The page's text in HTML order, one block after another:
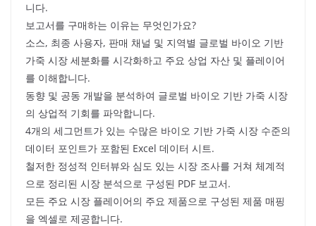
니다.
보고서를 구매하는 이유는 무엇인가요?
소스, 최종 사용자, 판매 채널 및 지역별 글로벌 바이오 기반
가죽 시장 세분화를 시각화하고 주요 상업 자산 및 플레이어
를 이해합니다.
동향 및 공동 개발을 분석하여 글로벌 바이오 기반 가죽 시장
의 상업적 기회를 파악합니다.
4개의 세그먼트가 있는 수많은 바이오 기반 가죽 시장 수준의
데이터 포인트가 포함된 Excel 데이터 시트.
철저한 정성적 인터뷰와 심도 있는 시장 조사를 거쳐 체계적
으로 정리된 시장 분석으로 구성된 PDF 보고서.
모든 주요 시장 플레이어의 주요 제품으로 구성된 제품 매핑
을 엑셀로 제공합니다.